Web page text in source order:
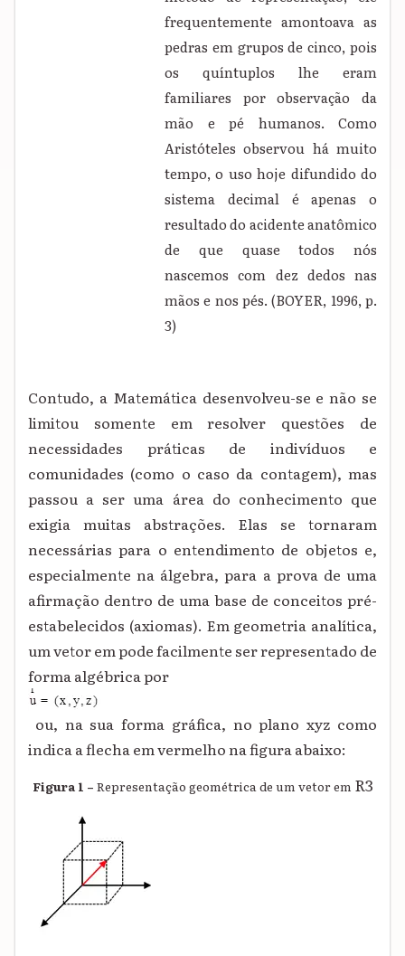
frequentemente amontoava as
pedras em grupos de cinco, pois
os quíntuplos lhe eram
familiares por observação da
mão e pé humanos. Como
Aristóteles observou há muito
tempo, o uso hoje difundido do
sistema decimal é apenas o
resultado do acidente anatômico
de que quase todos nós
nascemos com dez dedos nas
mãos e nos pés. (BOYER, 1996, p.
3)
Contudo, a Matemática desenvolveu-se e não se
limitou somente em resolver questões de
necessidades práticas de indivíduos e
comunidades (como o caso da contagem), mas
passou a ser uma área do conhecimento que
exigia muitas abstrações. Elas se tornaram
necessárias para o entendimento de objetos e,
especialmente na álgebra, para a prova de uma
afirmação dentro de uma base de conceitos pré-
estabelecidos (axiomas). Em geometria analítica,
um vetor em pode facilmente ser representado de
forma algébrica por
ou, na sua forma gráfica, no plano xyz como
indica a flecha em vermelho na figura abaixo:
Figura 1 – Representação geométrica de um vetor em R3